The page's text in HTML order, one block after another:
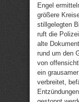
Engel
größere
stillgelegten
ruft die
alte
rund um den
von
ein
verbreitet,